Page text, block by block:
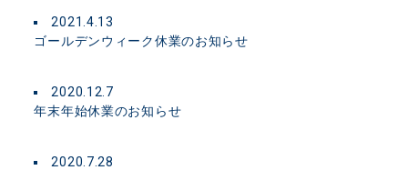
2021.4.13
ゴールデンウィーク休業のお知らせ
2020.12.7
年末年始休業のお知らせ
2020.7.28